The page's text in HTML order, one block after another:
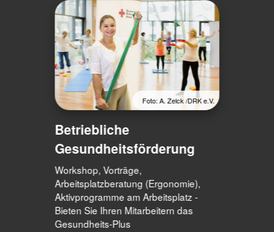
Foto: A. Zelck /DRK e.V.
Betriebliche
Gesundheitsförderung
Workshop, Vorträge,
Arbeitsplatzberatung (Ergonomie),
Aktivprogramme am Arbeitsplatz -
Bieten Sie Ihren Mitarbeitern das
Gesundheits-Plus